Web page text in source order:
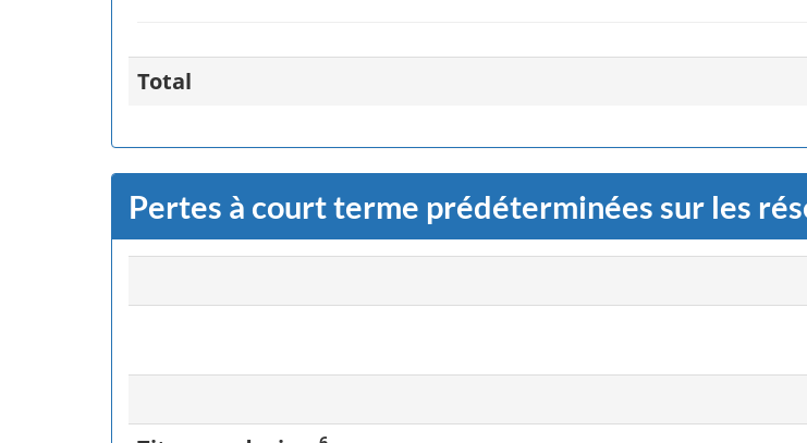
Total
Pertes à court terme prédéterminées sur les